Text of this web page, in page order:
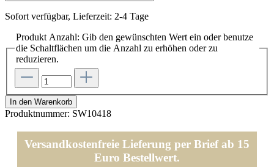
Sofort verfügbar, Lieferzeit: 2-4 Tage
Produkt Anzahl: Gib den gewünschten Wert ein oder benutze
die Schaltflächen um die Anzahl zu erhöhen oder zu
reduzieren.
In den Warenkorb
Produktnummer: SW10418
Versandkostenfreie Lieferung per Brief ab 15
Euro Bestellwert.